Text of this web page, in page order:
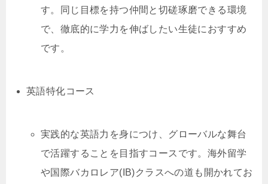
す。同じ目標を持つ仲間と切磋琢磨できる環境
で、徹底的に学力を伸ばしたい生徒におすすめ
です。
英語特化コース
実践的な英語力を身につけ、グローバルな舞台
で活躍することを目指すコースです。海外留学
や国際バカロレア(IB)クラスへの道も開かれてお